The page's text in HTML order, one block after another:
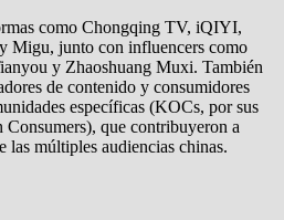
como Chongqing TV, iQIYI,
Migu, junto con influencers como
y Zhaoshuang Muxi. También
de contenido y consumidores
específicas (KOCs, por sus
que contribuyeron a
las múltiples audiencias chinas.